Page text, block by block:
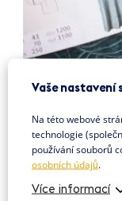
29. 9. 2022
Užijte si 5
Ne každý má
venku užít sluníčka,
Více info
Vaše
Na této webové
technologie
používání souborů
osobních údajů.
Více informací